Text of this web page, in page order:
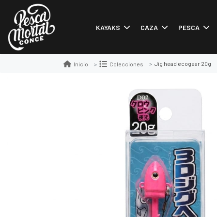
KAYAKS CAZA PESCA
Inicio Colecciones Jig head ecogear 20g